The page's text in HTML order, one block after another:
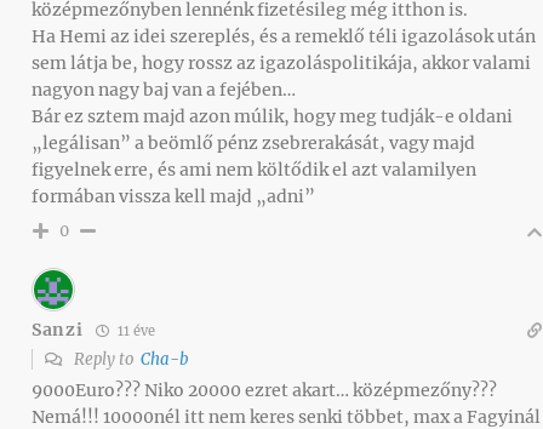
középmezőnyben lennénk fizetésileg még itthon is.
Ha Hemi az idei szereplés, és a remeklő téli igazolások után
sem látja be, hogy rossz az igazoláspolitikája, akkor valami
nagyon nagy baj van a fejében…
Bár ez sztem majd azon múlik, hogy meg tudják-e oldani
„legálisan” a beömlő pénz zsebrerakását, vagy majd
figyelnek erre, és ami nem költődik el azt valamilyen
formában vissza kell majd „adni”
0
Sanzi 11 éve
Reply to Cha-b
9000Euro??? Niko 20000 ezret akart… középmezőny???
Nemá!!! 10000nél itt nem keres senki többet, max a Fagyinál